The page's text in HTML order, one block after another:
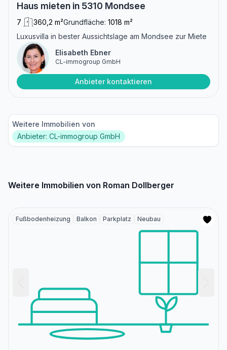
Haus mieten in 5310 Mondsee
7 360,2 m²Grundfläche: 1018 m²
Luxusvilla in bester Aussichtslage am Mondsee zur Miete
Elisabeth Ebner
CL-immogroup GmbH
Anbieter kontaktieren
Weitere Immobilien von
Anbieter: CL-immogroup GmbH
Weitere Immobilien von Roman Dollberger
Fußbodenheizung Balkon Parkplatz Neubau